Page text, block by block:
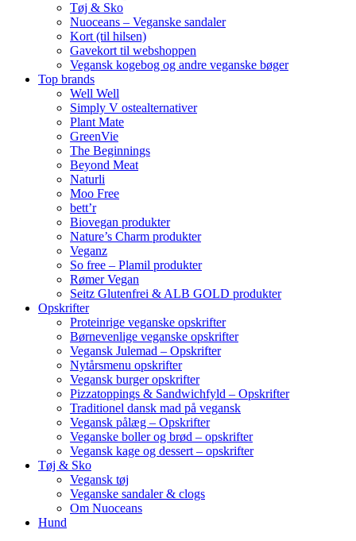
Tøj & Sko
Nuoceans – Veganske sandaler
Kort (til hilsen)
Gavekort til webshoppen
Vegansk kogebog og andre veganske bøger
Top brands
Well Well
Simply V ostealternativer
Plant Mate
GreenVie
The Beginnings
Beyond Meat
Naturli
Moo Free
bett’r
Biovegan produkter
Nature’s Charm produkter
Veganz
So free – Plamil produkter
Rømer Vegan
Seitz Glutenfrei & ALB GOLD produkter
Opskrifter
Proteinrige veganske opskrifter
Børnevenlige veganske opskrifter
Vegansk Julemad – Opskrifter
Nytårsmenu opskrifter
Vegansk burger opskrifter
Pizzatoppings & Sandwichfyld – Opskrifter
Traditionel dansk mad på vegansk
Vegansk pålæg – Opskrifter
Veganske boller og brød – opskrifter
Vegansk kage og dessert – opskrifter
Tøj & Sko
Vegansk tøj
Veganske sandaler & clogs
Om Nuoceans
Hund